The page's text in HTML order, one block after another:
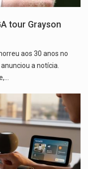
tour Grayson
aos 30 anos no
a notícia.